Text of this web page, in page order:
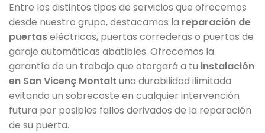
Entre los distintos tipos de servicios que ofrecemos
desde nuestro grupo, destacamos la reparación de
puertaseléctricas, puertas correderas o puertas de
garaje automáticas abatibles. Ofrecemos la
garantía de un trabajo que otorgará a tu instalación
en San Vicenç Montalt una durabilidad ilimitada
evitando un sobrecoste en cualquier intervención
futura por posibles fallos derivados de la reparación
de su puerta.